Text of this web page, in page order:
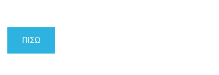
ΠΊΣΩ